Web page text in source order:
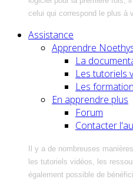
celui qui correspond le plus à
Assistance
Apprendre
La
Les tutoriels
Les
En apprendre plus
Forum
Contacter
Il y a de nombreuses
les tutoriels vidéos, les
également possible de